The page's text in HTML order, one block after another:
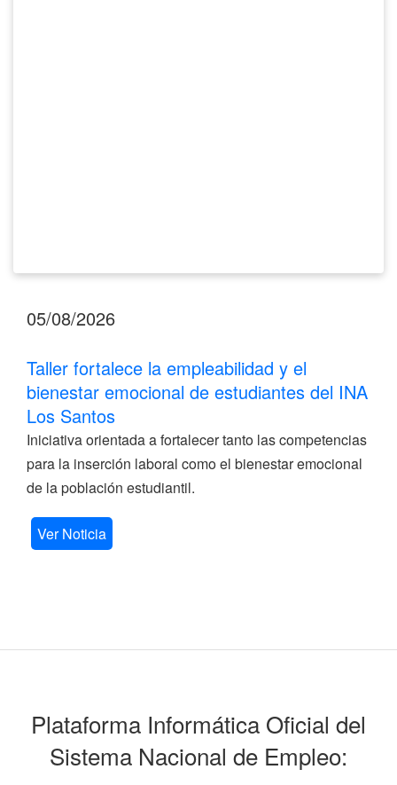
05/08/2026
Taller fortalece la empleabilidad y el
bienestar emocional de estudiantes del INA
Los Santos
Iniciativa orientada a fortalecer tanto las competencias
para la inserción laboral como el bienestar emocional
de la población estudiantil.
Ver Noticia
Plataforma Informática Oficial del
Sistema Nacional de Empleo: